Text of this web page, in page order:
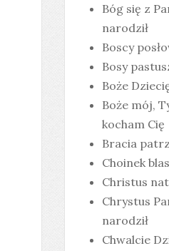
Bóg się z
narodził
Boscy
Bosy
Boże
Boże mój,
kocham Cię
Bracia
Choinek
Christus
Chrystus
narodził
Chwalcie